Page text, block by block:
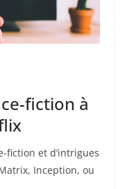
fiction à
fiction et d’intrigues
Inception, ou